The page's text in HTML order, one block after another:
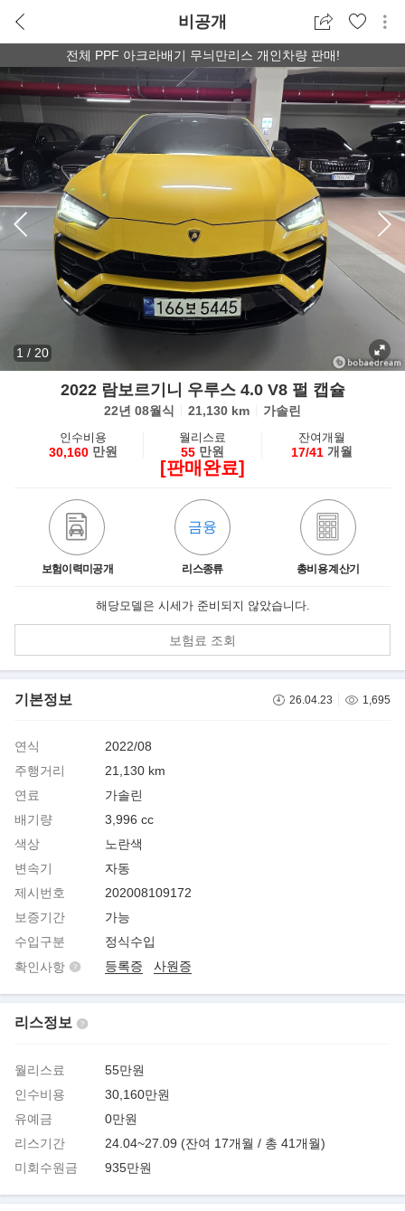
비공개
전체 PPF 아크라배기 무늬만리스 개인차량 판매!
1 / 20
2022 람보르기니 우루스 4.0 V8 펄 캡슐
22년 08월식 21,130 km 가솔린
인수비용
30,160 만원
월리스료
55 만원
잔여개월
17/41 개월
[판매완료]
보험이력미공개 리스종류
금융
총비용 계산기
해당모델은 시세가 준비되지 않았습니다.
보험료 조회
기본정보 26.04.23 1,695
연식
2022/08
주행거리
21,130 km
연료
가솔린
배기량
3,996 cc
색상
노란색
변속기
자동
제시번호
202008109172
보증기간
가능
수입구분
정식수입
확인사항
등록증 사원증
리스정보
월리스료
55만원
인수비용
30,160만원
유예금
0만원
리스기간
24.04~27.09 (잔여 17개월 / 총 41개월)
미회수원금
935만원